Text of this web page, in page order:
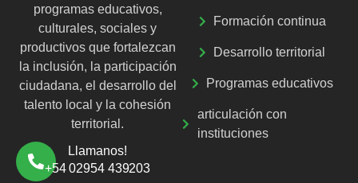
programas educativos,
culturales, sociales y
productivos que fortalezcan
la inclusión, la participación
ciudadana, el desarrollo del
talento local y la cohesión
territorial.
Llamanos!
+54 02954 439203
Formación continua
Desarrollo territorial
Programas educativos
articulación con
instituciones